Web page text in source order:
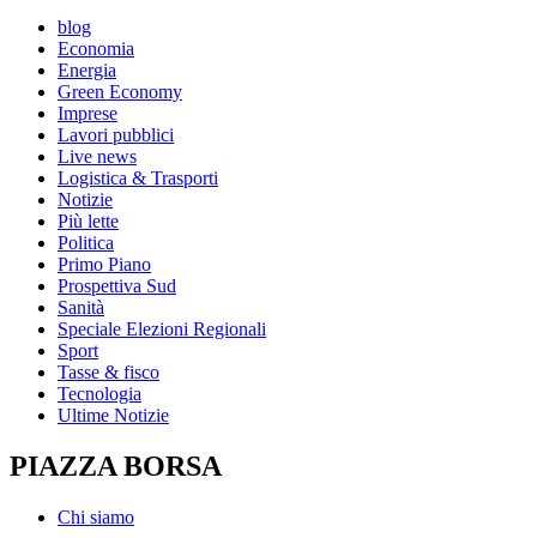
blog
Economia
Energia
Green Economy
Imprese
Lavori pubblici
Live news
Logistica & Trasporti
Notizie
Più lette
Politica
Primo Piano
Prospettiva Sud
Sanità
Speciale Elezioni Regionali
Sport
Tasse & fisco
Tecnologia
Ultime Notizie
PIAZZA BORSA
Chi siamo